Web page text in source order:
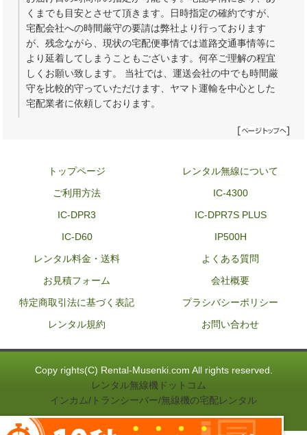
くまでも目安とさせて頂きます。日時指定の確約ですが、
宅配会社への時間厳守の要請は弊社より行っております
が、残念ながら、現状の宅配便事情では道路交通事情等に
より延着してしまうこともございます。何卒ご理解の程宜
しくお願い致します。 当社では、運送会社の中でも時間厳
守を比較的守っていただけます、ヤマト運輸を中心とした
宅配業者に依頼しております。
トップページ
レンタル無線について
ご利用方法
IC-4300
IC-DPR3
IC-DPR7S PLUS
IC-D60
IP500H
レンタル料金・送料
よくある質問
お見積フォーム
会社概要
特定商取引法に基づく表記
プラシバシーポリシー
レンタル規約
お問い合わせ
Copy rights(C) Rental-Musenki.com All rights reserved.
レンタル無線機ドットコム
インカム/トランシーバー/無線機の宅配レンタル